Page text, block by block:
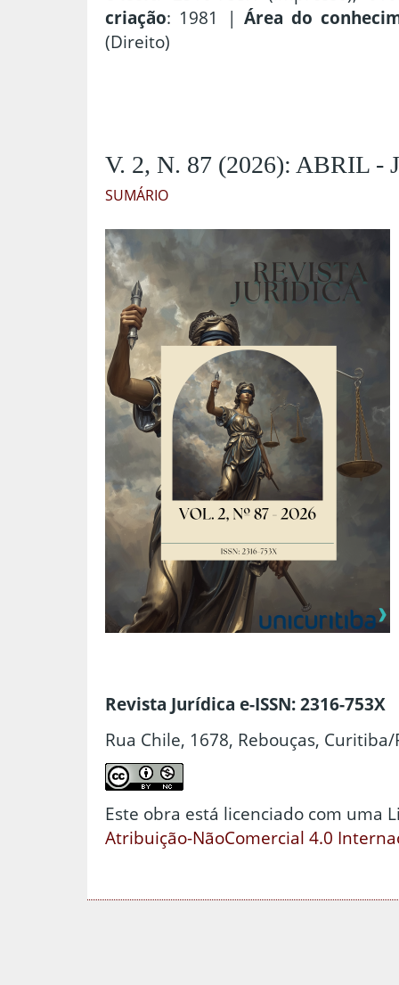
criação: 1981 | Área do
(Direito)
V. 2, N. 87 (2026): ABRIL -
SUMÁRIO
Revista Jurídica e-ISSN: 2316-753X
Rua Chile, 1678, Rebouças, Curitiba/
Este obra está licenciado com uma
Atribuição-NãoComercial 4.0